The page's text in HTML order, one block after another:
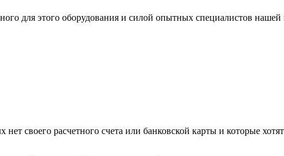
для этого оборудования и силой опытных специалистов
своего расчетного счета или банковской карты и которые